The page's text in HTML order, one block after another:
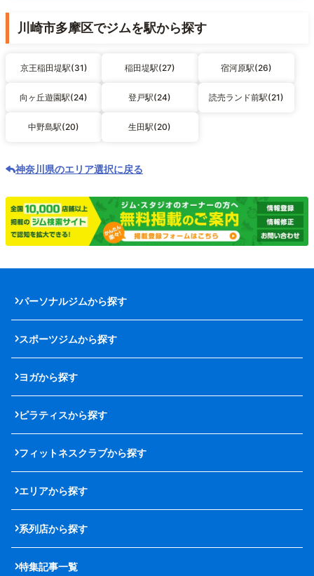
川崎市多摩区でジムを駅から探す
京王稲田堤駅(31) 稲田堤駅(27) 宿河原駅(26)
向ヶ丘遊園駅(24) 登戸駅(24) 読売ランド前駅(21)
中野島駅(20) 生田駅(20)
神奈川県のエリア選択に戻る
パーソナルジムから探す
スポーツジムから探す
ヨガから探す
ピラティスから探す
フィットネスクラブから探す
エリアから探す
系列店から探す
特集記事一覧